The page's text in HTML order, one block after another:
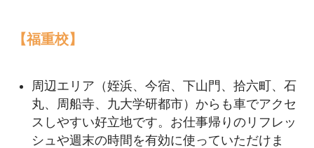
【福重校】
周辺エリア（姪浜、今宿、下山門、拾六町、石
丸、周船寺、九大学研都市）からも車でアクセ
スしやすい好立地です。お仕事帰りのリフレッ
シュや週末の時間を有効に使っていただけま